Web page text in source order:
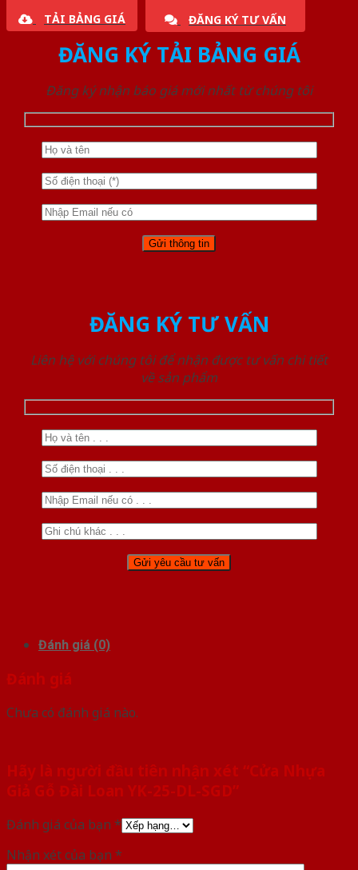
TẢI BẢNG GIÁ ĐĂNG KÝ TƯ VẤN
ĐĂNG KÝ TẢI BẢNG GIÁ
Đăng ký nhận báo giá mới nhất từ chúng tôi
ĐĂNG KÝ TƯ VẤN
Liên hệ với chúng tôi để nhận được tư vấn chi tiết
về sản phẩm
Đánh giá (0)
Đánh giá
Chưa có đánh giá nào.
Hãy là người đầu tiên nhận xét “Cửa Nhựa
Giả Gỗ Đài Loan YK-25-DL-SGD”
Đánh giá của bạn *
Nhận xét của bạn *